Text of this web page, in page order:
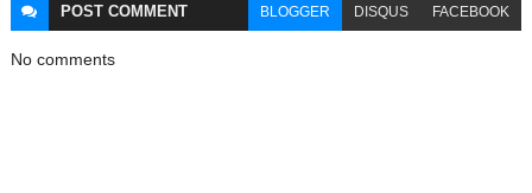
POST COMMENT BLOGGER DISQUS FACEBOOK
No comments